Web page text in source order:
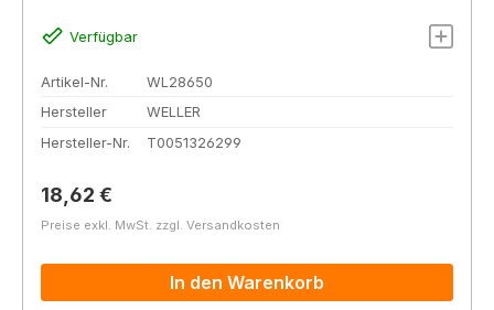
Verfügbar
Artikel-Nr.
WL28650
Hersteller
WELLER
Hersteller-Nr.
T0051326299
Regulärer Preis:
18,62 €
Preise exkl. MwSt. zzgl. Versandkosten
In den Warenkorb